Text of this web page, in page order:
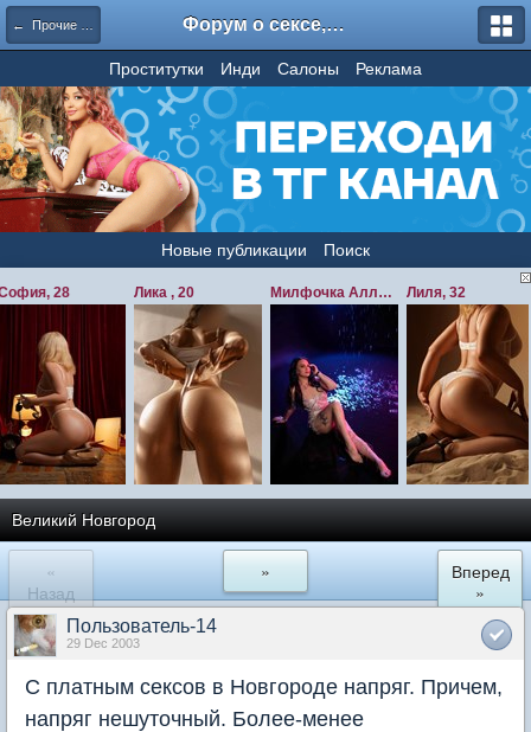
← Прочие Города РФ и СНГ Форум о сексе, секс форум, отзывы о проститутках - amurzone.com / amurfan / amurspb / amurforum
Проститутки Инди Салоны Реклама
Новые публикации Поиск
Великий Новгород
«
Назад
»
Вперед
»
Пользователь-14
29 Dec 2003
С платным сексов в Новгороде напряг. Причем,
напряг нешуточный. Более-менее